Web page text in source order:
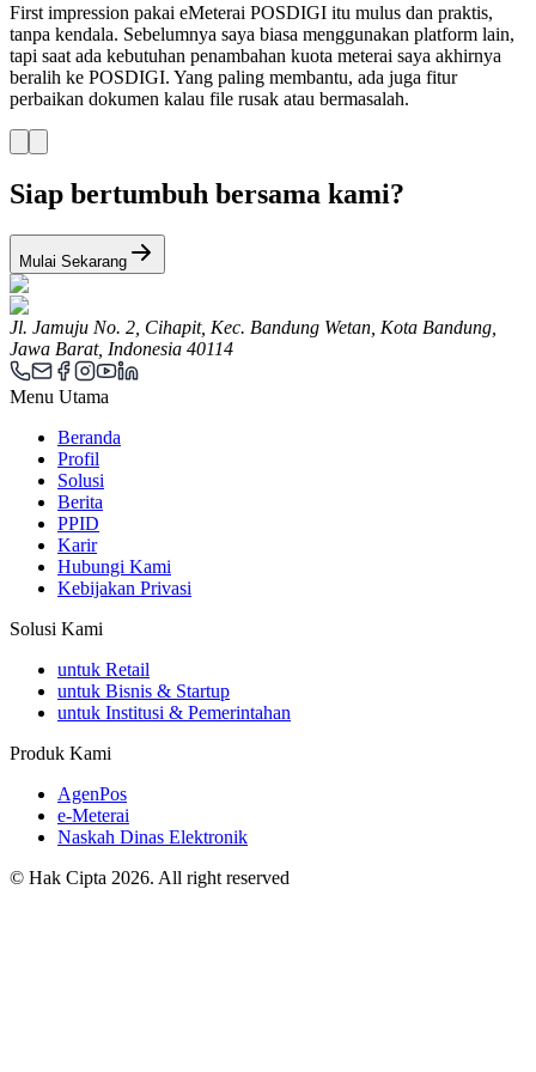
First impression pakai eMeterai POSDIGI itu mulus dan praktis,
tanpa kendala. Sebelumnya saya biasa menggunakan platform lain,
tapi saat ada kebutuhan penambahan kuota meterai saya akhirnya
beralih ke POSDIGI. Yang paling membantu, ada juga fitur
perbaikan dokumen kalau file rusak atau bermasalah.
Siap bertumbuh bersama kami?
Mulai Sekarang
Jl. Jamuju No. 2, Cihapit, Kec. Bandung Wetan, Kota Bandung,
Jawa Barat, Indonesia 40114
Menu Utama
Beranda
Profil
Solusi
Berita
PPID
Karir
Hubungi Kami
Kebijakan Privasi
Solusi Kami
untuk Retail
untuk Bisnis & Startup
untuk Institusi & Pemerintahan
Produk Kami
AgenPos
e-Meterai
Naskah Dinas Elektronik
© Hak Cipta 2026. All right reserved